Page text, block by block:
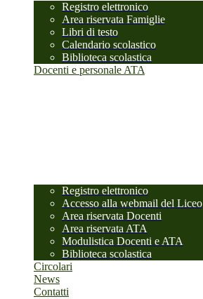
Registro elettronico
Area riservata Famiglie
Libri di testo
Calendario scolastico
Biblioteca scolastica
Docenti e personale ATA
Registro elettronico
Accesso alla webmail del Liceo
Area riservata Docenti
Area riservata ATA
Modulistica Docenti e ATA
Biblioteca scolastica
Circolari
News
Contatti